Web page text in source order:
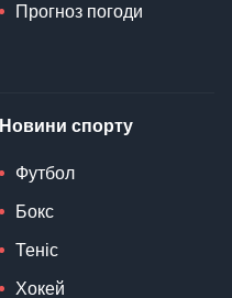
Прогноз погоди
Новини спорту
Футбол
Бокс
Теніс
Хокей